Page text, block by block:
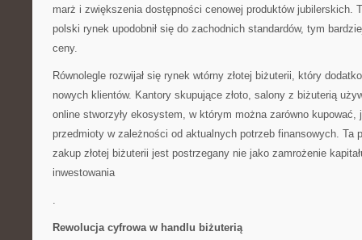
marż i zwiększenia dostępności cenowej produktów jubilerskich.
polski rynek upodobnił się do zachodnich standardów, tym
ceny.
Równolegle rozwijał się rynek wtórny złotej biżuterii, który
nowych klientów. Kantory skupujące złoto, salony z biżuterią
online stworzyły ekosystem, w którym można zarówno kupować,
przedmioty w zależności od aktualnych potrzeb finansowych. Ta
zakup złotej biżuterii jest postrzegany nie jako zamrożenie
inwestowania
.
Rewolucja cyfrowa w handlu biżuterią